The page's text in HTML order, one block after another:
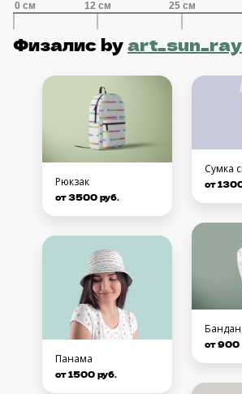
Физалисbyart_sun_ray
Рюкзак
от 3500 руб.
Панама
от 1500 руб.
Сумка
от
от 900